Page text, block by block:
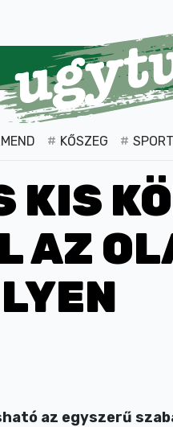
KŐSZEG SPORT
KIS
AZ
az egyszerű